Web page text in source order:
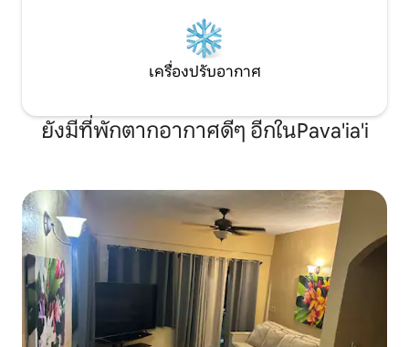
เครื่องปรับอากาศ
ยังมีที่พักตากอากาศดีๆ อีกในPava'ia'i